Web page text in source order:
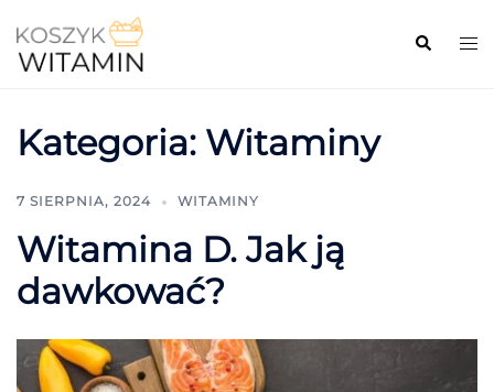
Kategoria: Witaminy
7 SIERPNIA, 2024 WITAMINY
Witamina D. Jak ją
dawkować?